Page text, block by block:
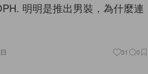
明明是推出男裝，為什麼連
31 0